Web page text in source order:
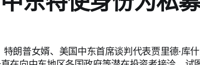
朗普女婿、美国中东首席谈判代表贾里德·库